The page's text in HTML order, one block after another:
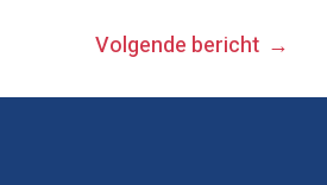
Volgende bericht